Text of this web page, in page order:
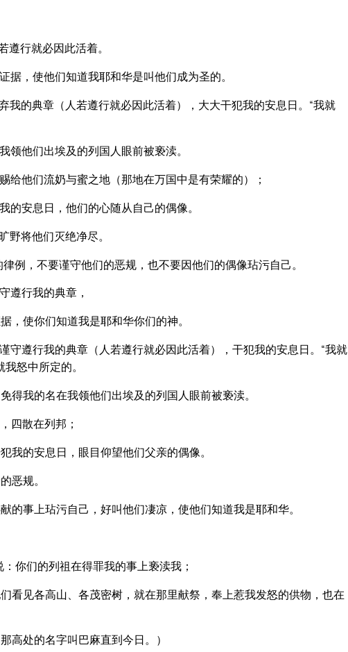
行就必因此活着。
，使他们知道我耶和华是叫他们成为圣的。
我的典章（人若遵行就必因此活着），大大干犯我的安息日。“我就
他们出埃及的列国人眼前被亵渎。
他们流奶与蜜之地（那地在万国中是有荣耀的）；
安息日，他们的心随从自己的偶像。
将他们灭绝净尽。
例，不要谨守他们的恶规，也不要因他们的偶像玷污自己。
遵行我的典章，
，使你们知道我是耶和华你们的神。
守遵行我的典章（人若遵行就必因此活着），干犯我的安息日。“我就
怒中所定的。
我的名在我领他们出埃及的列国人眼前被亵渎。
四散在列邦；
我的安息日，眼目仰望他们父亲的偶像。
恶规。
的事上玷污自己，好叫他们凄凉，使他们知道我是耶和华。
你们的列祖在得罪我的事上亵渎我；
看见各高山、各茂密树，就在那里献祭，奉上惹我发怒的供物，也在
高处的名字叫巴麻直到今日。）